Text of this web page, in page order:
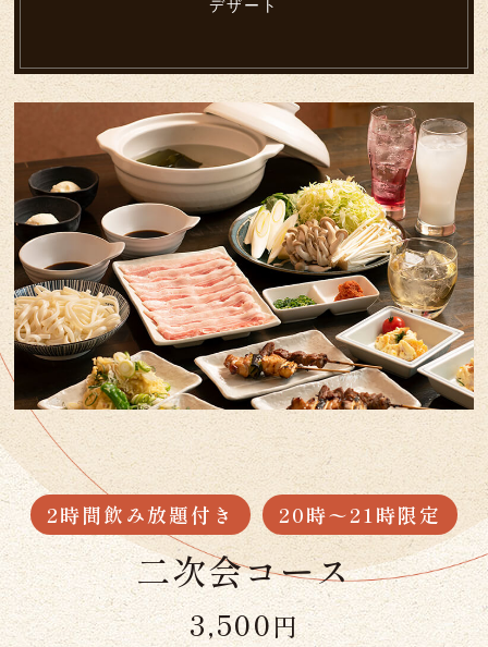
デザート
2時間飲み放題付き 20時〜21時限定
二次会コース
3,500円